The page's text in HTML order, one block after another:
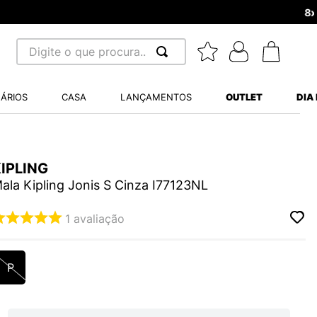
Digite o que procura...
CASA LANÇAMENTOS OUTLET DIA
Kipling Jonis S Cinza I77123NL
1 avaliação
P
BALANCE 530
WHITE
VANS ULTRARANGE